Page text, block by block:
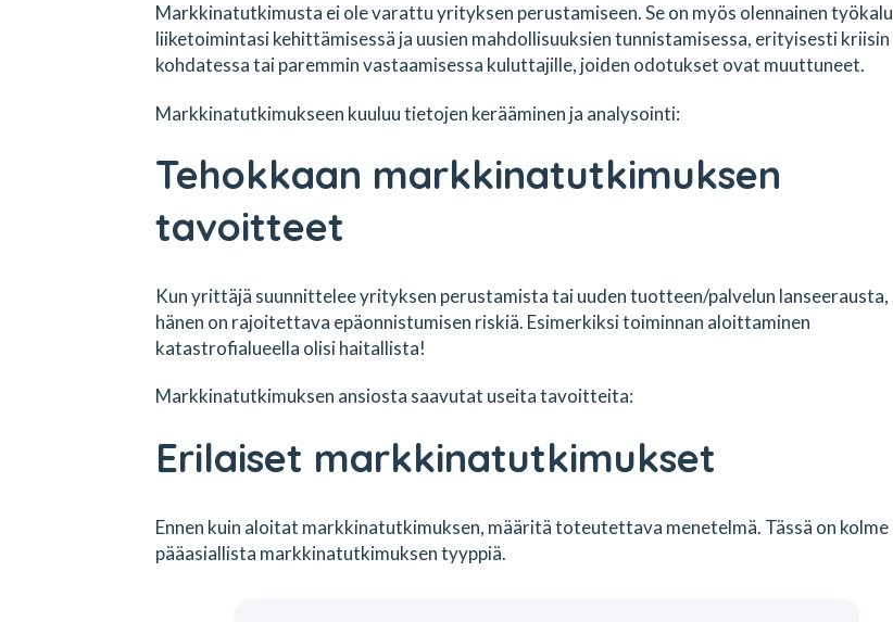
Markkinatutkimusta ei ole varattu yrityksen perustamiseen. Se on myös olennainen työkalu
liiketoimintasi kehittämisessä ja uusien mahdollisuuksien tunnistamisessa, erityisesti kriisin
kohdatessa tai paremmin vastaamisessa kuluttajille, joiden odotukset ovat muuttuneet.
Markkinatutkimukseen kuuluu tietojen kerääminen ja analysointi:
Tehokkaan markkinatutkimuksen
tavoitteet
Kun yrittäjä suunnittelee yrityksen perustamista tai uuden tuotteen/palvelun lanseerausta,
hänen on rajoitettava epäonnistumisen riskiä. Esimerkiksi toiminnan aloittaminen
katastrofialueella olisi haitallista!
Markkinatutkimuksen ansiosta saavutat useita tavoitteita:
Erilaiset markkinatutkimukset
Ennen kuin aloitat markkinatutkimuksen, määritä toteutettava menetelmä. Tässä on kolme
pääasiallista markkinatutkimuksen tyyppiä.